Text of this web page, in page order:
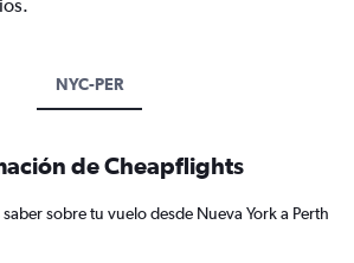
NYC-PER
de Cheapflights
sobre tu vuelo desde Nueva York a Perth